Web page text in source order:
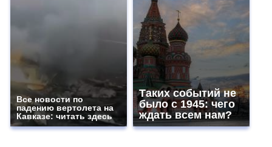
Все новости по
падению вертолета на
Кавказе: читать здесь
Таких событий не
было с 1945: чего
ждать всем нам?